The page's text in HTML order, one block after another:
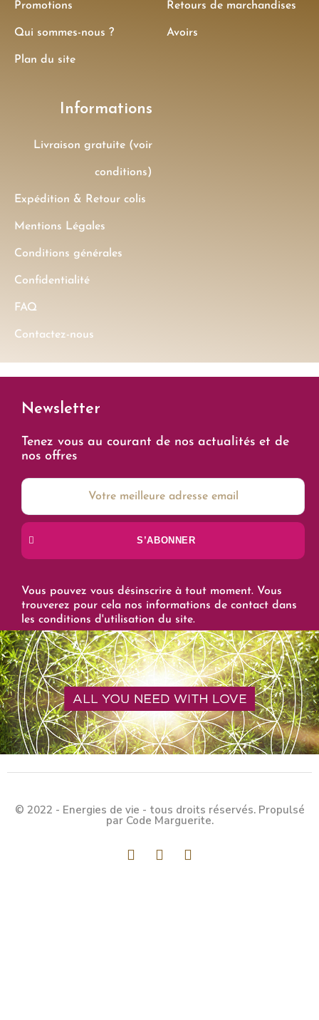
Promotions
Qui sommes-nous ?
Plan du site
Retours de marchandises
Avoirs
Informations
Livraison gratuite (voir
conditions)
Expédition & Retour colis
Mentions Légales
Conditions générales
Confidentialité
FAQ
Contactez-nous
Newsletter
Tenez vous au courant de nos actualités et de
nos offres
S’ABONNER
Vous pouvez vous désinscrire à tout moment. Vous
trouverez pour cela nos informations de contact dans
les conditions d'utilisation du site.
© 2022 - Energies de vie - tous droits réservés. Propulsé
par Code Marguerite.